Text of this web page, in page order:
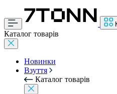
Каталог товарів
Новинки
Взуття
Каталог товарів